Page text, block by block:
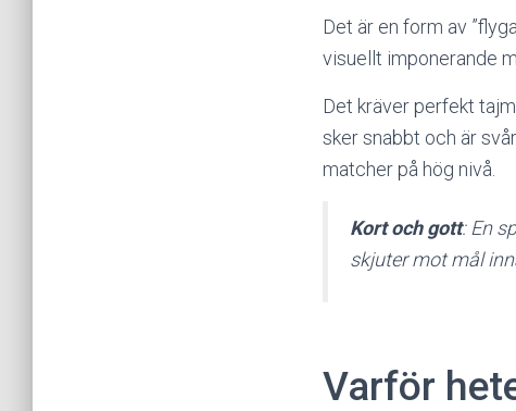
Det är en form av
visuellt imponerande
Det kräver perfekt
sker snabbt och är
matcher på hög nivå.
Kort och gott: En
skjuter mot mål
Varför